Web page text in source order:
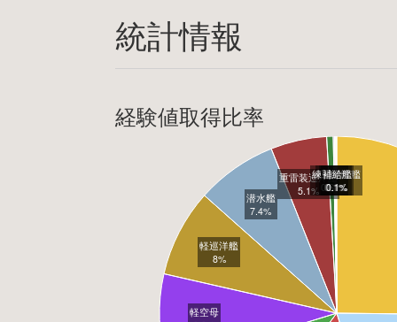
統計情報
経験値取得比率
軽空母
軽巡洋艦
8%
潜水艦
7.4%
重雷装巡洋艦
5.1%
揚陸艦
0.6%
工作艦
0.1%
練習巡洋艦
0.1%
補給艦
0.1%